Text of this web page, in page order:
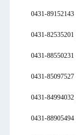
0431-89152143
0431-82535201
0431-88550231
0431-85097527
0431-84994032
0431-88905494